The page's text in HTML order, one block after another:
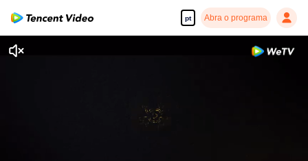
pt Abra o programa